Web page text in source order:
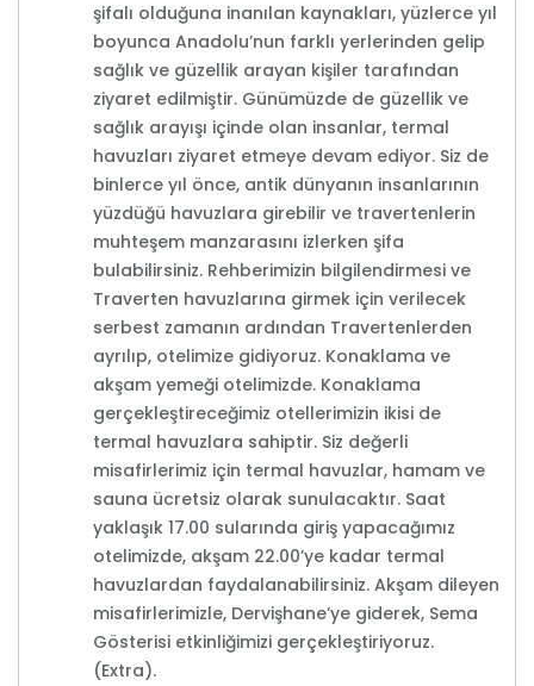
şifalı olduğuna inanılan kaynakları, yüzlerce yıl
boyunca Anadolu’nun farklı yerlerinden gelip
sağlık ve güzellik arayan kişiler tarafından
ziyaret edilmiştir. Günümüzde de güzellik ve
sağlık arayışı içinde olan insanlar, termal
havuzları ziyaret etmeye devam ediyor. Siz de
binlerce yıl önce, antik dünyanın insanlarının
yüzdüğü havuzlara girebilir ve travertenlerin
muhteşem manzarasını izlerken şifa
bulabilirsiniz. Rehberimizin bilgilendirmesi ve
Traverten havuzlarına girmek için verilecek
serbest zamanın ardından Travertenlerden
ayrılıp, otelimize gidiyoruz. Konaklama ve
akşam yemeği otelimizde. Konaklama
gerçekleştireceğimiz otellerimizin ikisi de
termal havuzlara sahiptir. Siz değerli
misafirlerimiz için termal havuzlar, hamam ve
sauna ücretsiz olarak sunulacaktır. Saat
yaklaşık 17.00 sularında giriş yapacağımız
otelimizde, akşam 22.00’ye kadar termal
havuzlardan faydalanabilirsiniz. Akşam dileyen
misafirlerimizle, Dervişhane’ye giderek, Sema
Gösterisi etkinliğimizi gerçekleştiriyoruz.
(Extra).